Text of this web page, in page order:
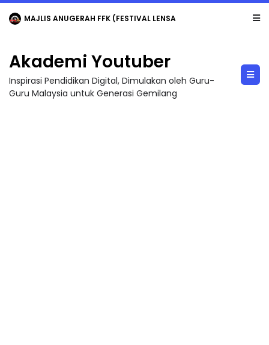
MAJLIS ANUGERAH FFK (FESTIVAL LENSA PENDIDIKAN - FLeP) 2026
Akademi Youtuber
Inspirasi Pendidikan Digital, Dimulakan oleh Guru-
Guru Malaysia untuk Generasi Gemilang